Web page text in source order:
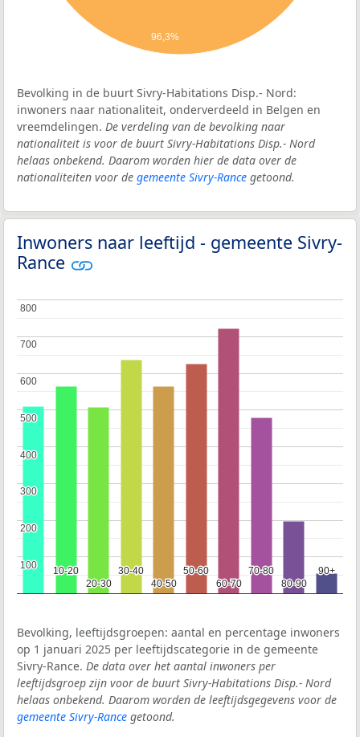
96,3%
Bevolking in de buurt Sivry-Habitations Disp.- Nord:
inwoners naar nationaliteit, onderverdeeld in Belgen en
vreemdelingen. De verdeling van de bevolking naar
nationaliteit is voor de buurt Sivry-Habitations Disp.- Nord
helaas onbekend. Daarom worden hier de data over de
nationaliteiten voor de gemeente Sivry-Rance getoond.
Inwoners naar leeftijd - gemeente Sivry-
Rance
10-20
10-20
20-30
20-30
30-40
30-40
40-50
40-50
50-60
50-60
60-70
60-70
70-80
70-80
80-90
80-90
90+
90+
100
100
200
200
300
300
400
400
500
500
600
600
700
700
800
800
Bevolking, leeftijdsgroepen: aantal en percentage inwoners
op 1 januari 2025 per leeftijdscategorie in de gemeente
Sivry-Rance. De data over het aantal inwoners per
leeftijdsgroep zijn voor de buurt Sivry-Habitations Disp.- Nord
helaas onbekend. Daarom worden de leeftijdsgegevens voor de
gemeente Sivry-Rance getoond.